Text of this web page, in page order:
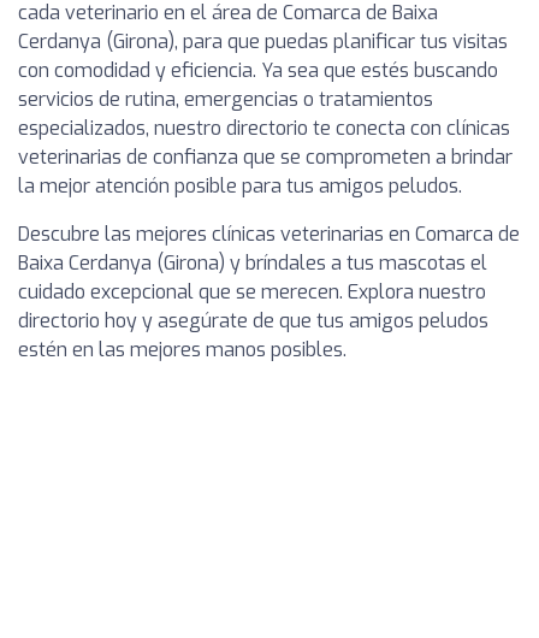
cada veterinario en el área de Comarca de Baixa
Cerdanya (Girona), para que puedas planificar tus visitas
con comodidad y eficiencia. Ya sea que estés buscando
servicios de rutina, emergencias o tratamientos
especializados, nuestro directorio te conecta con clínicas
veterinarias de confianza que se comprometen a brindar
la mejor atención posible para tus amigos peludos.
Descubre las mejores clínicas veterinarias en Comarca de
Baixa Cerdanya (Girona) y bríndales a tus mascotas el
cuidado excepcional que se merecen. Explora nuestro
directorio hoy y asegúrate de que tus amigos peludos
estén en las mejores manos posibles.